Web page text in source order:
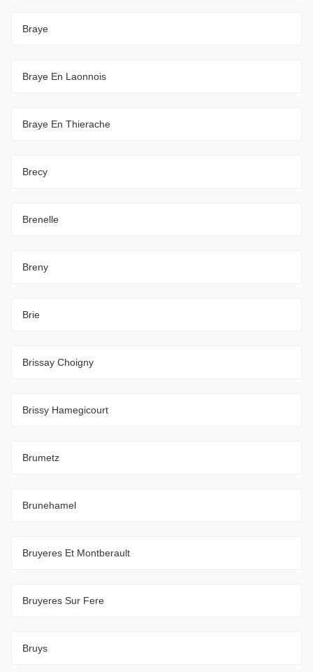
Braye
Braye En Laonnois
Braye En Thierache
Brecy
Brenelle
Breny
Brie
Brissay Choigny
Brissy Hamegicourt
Brumetz
Brunehamel
Bruyeres Et Montberault
Bruyeres Sur Fere
Bruys